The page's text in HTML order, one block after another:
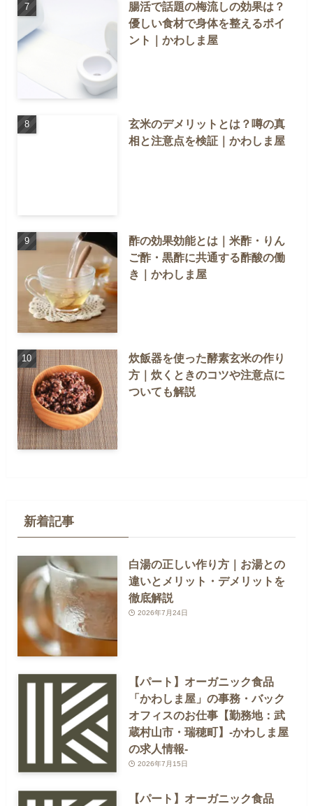
腸活で話題の梅流しの効果は？
優しい食材で身体を整えるポイ
ント｜かわしま屋
玄米のデメリットとは？噂の真
相と注意点を検証｜かわしま屋
酢の効果効能とは｜米酢・りん
ご酢・黒酢に共通する酢酸の働
き｜かわしま屋
炊飯器を使った酵素玄米の作り
方｜炊くときのコツや注意点に
ついても解説
新着記事
白湯の正しい作り方｜お湯との
違いとメリット・デメリットを
徹底解説
2026年7月24日
【パート】オーガニック食品
「かわしま屋」の事務・バック
オフィスのお仕事【勤務地：武
蔵村山市・瑞穂町】-かわしま屋
の求人情報-
2026年7月15日
【パート】オーガニック食品